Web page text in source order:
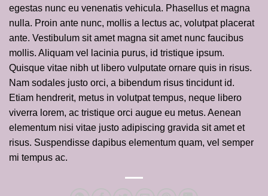
egestas nunc eu venenatis vehicula. Phasellus et magna
nulla. Proin ante nunc, mollis a lectus ac, volutpat placerat
ante. Vestibulum sit amet magna sit amet nunc faucibus
mollis. Aliquam vel lacinia purus, id tristique ipsum.
Quisque vitae nibh ut libero vulputate ornare quis in risus.
Nam sodales justo orci, a bibendum risus tincidunt id.
Etiam hendrerit, metus in volutpat tempus, neque libero
viverra lorem, ac tristique orci augue eu metus. Aenean
elementum nisi vitae justo adipiscing gravida sit amet et
risus. Suspendisse dapibus elementum quam, vel semper
mi tempus ac.